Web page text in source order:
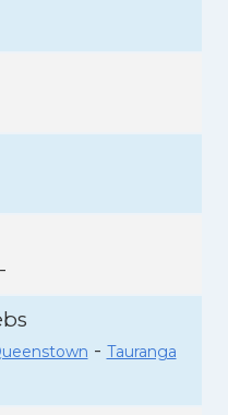
-
- Tauranga